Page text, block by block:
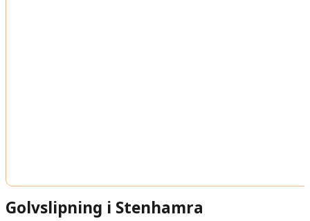
Golvslipning i Stenhamra